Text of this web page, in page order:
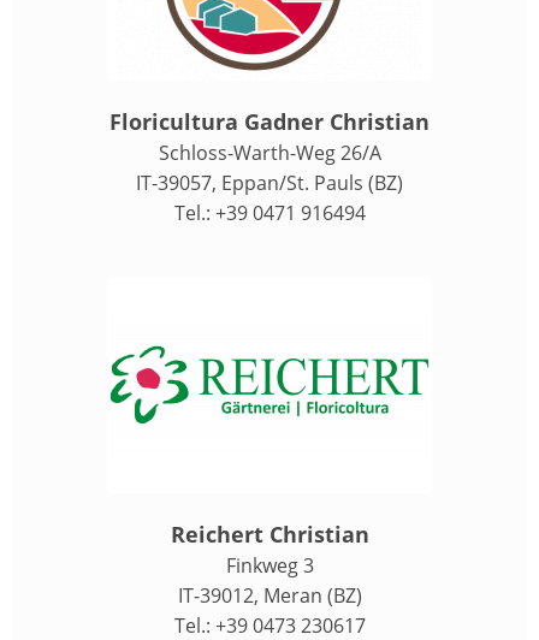
Floricultura Gadner Christian
Schloss-Warth-Weg 26/A
IT-39057, Eppan/St. Pauls (BZ)
Tel.: +39 0471 916494
Reichert Christian
Finkweg 3
IT-39012, Meran (BZ)
Tel.: +39 0473 230617